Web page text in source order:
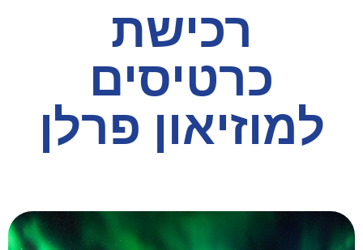
רכישת
כרטיסים
למוזיאון פרלן